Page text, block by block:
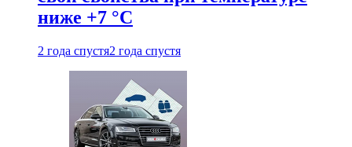
ниже +7 °C
2 года спустя2 года спустя